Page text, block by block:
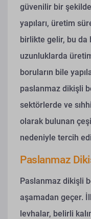
güvenilir bir şekilde
yapıları, üretim
birlikte gelir, bu da
uzunluklarda
boruların bile
paslanmaz dikişli
sektörlerde ve
olarak bulunan
nedeniyle tercih
Paslanmaz
Paslanmaz dikişli
aşamadan geçer.
levhalar, belirli